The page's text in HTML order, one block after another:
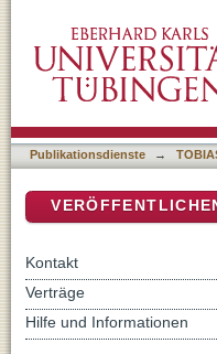
Kaliumstroms in
Publikationsdienste →
Kontakt
Verträge
Hilfe und Informationen